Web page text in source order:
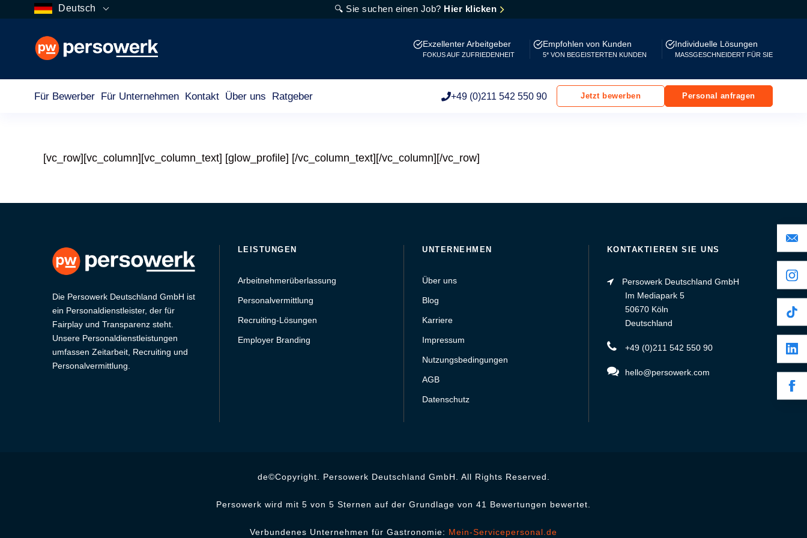
Deutsch 🔍 Sie suchen einen Job? Hier klicken
Exzellenter Arbeitgeber
FOKUS AUF ZUFRIEDENHEIT
Empfohlen von Kunden
5* VON BEGEISTERTEN KUNDEN
Individuelle Lösungen
MASSGESCHNEIDERT FÜR SIE
Für Bewerber Für Unternehmen Kontakt Über uns Ratgeber +49 (0)211 542 550 90 Jetzt bewerben Personal anfragen
[vc_row][vc_column][vc_column_text] [glow_profile] [/vc_column_text][/vc_column][/vc_row]
Die Persowerk Deutschland GmbH ist
ein Personaldienstleister, der für
Fairplay und Transparenz steht.
Unsere Personaldienstleistungen
umfassen Zeitarbeit, Recruiting und
Personalvermittlung.
LEISTUNGEN
Arbeitnehmerüberlassung
Personalvermittlung
Recruiting-Lösungen
Employer Branding
UNTERNEHMEN
Über uns
Blog
Karriere
Impressum
Nutzungsbedingungen
AGB
Datenschutz
KONTAKTIEREN SIE UNS
Persowerk Deutschland GmbH
Im Mediapark 5
50670 Köln
Deutschland
+49 (0)211 542 550 90
hello@persowerk.com
de©Copyright. Persowerk Deutschland GmbH. All Rights Reserved.
Persowerk wird mit 5 von 5 Sternen auf der Grundlage von 41 Bewertungen bewertet.
Verbundenes Unternehmen für Gastronomie: Mein-Servicepersonal.de